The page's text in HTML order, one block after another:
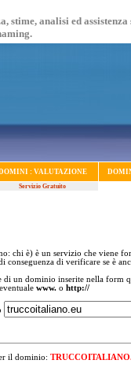
stime, analisi ed
: VALUTAZIONE
Servizio Gratuito
chi è) è un servizio che viene
conseguenza di verificare se è
di un dominio inserite nella form
www. o http://
il dominio: